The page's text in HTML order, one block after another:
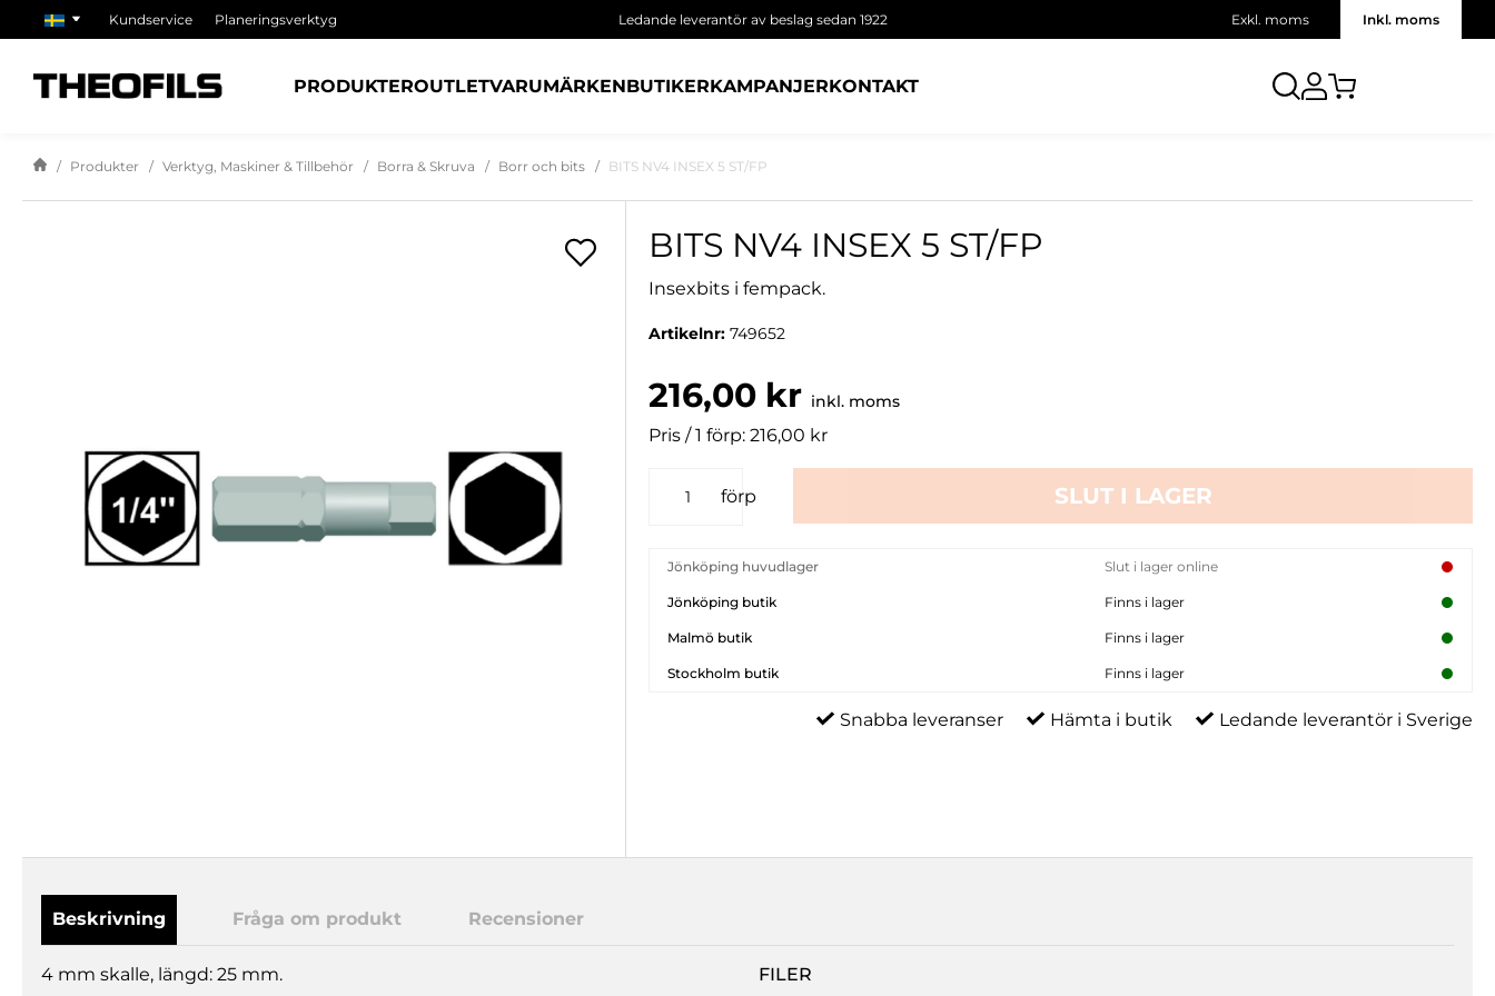
Kundservice Planeringsverktyg Ledande leverantör av beslag sedan 1922 Exkl. moms Inkl. moms
PRODUKTEROUTLETVARUMÄRKENBUTIKERKAMPANJERKONTAKT
Produkter Verktyg, Maskiner & Tillbehör Borra & Skruva Borr och bits BITS NV4 INSEX 5 ST/FP
BITS NV4 INSEX 5 ST/FP
Insexbits i fempack.
Artikelnr:749652
216,00 kr inkl. moms
Pris / 1 förp: 216,00 kr
förp SLUT I LAGER
Jönköping huvudlager Slut i lager online
Jönköping butik Finns i lager
Malmö butik Finns i lager
Stockholm butik Finns i lager
Snabba leveranser Hämta i butik Ledande leverantör i Sverige
Beskrivning Fråga om produkt Recensioner
4 mm skalle, längd: 25 mm.
FILER